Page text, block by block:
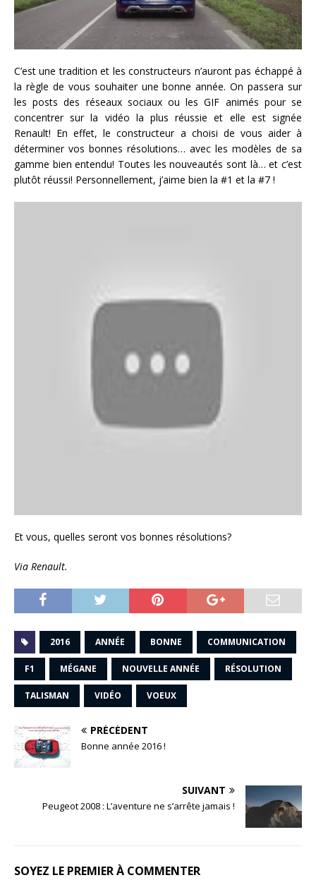
C’est une tradition et les constructeurs n’auront pas échappé à
la règle de vous souhaiter une bonne année. On passera sur
les posts des réseaux sociaux ou les GIF animés pour se
concentrer sur la vidéo la plus réussie et elle est signée
Renault! En effet, le constructeur a choisi de vous aider à
déterminer vos bonnes résolutions… avec les modèles de sa
gamme bien entendu! Toutes les nouveautés sont là… et c’est
plutôt réussi! Personnellement, j’aime bien la #1 et la #7 !
Et vous, quelles seront vos bonnes résolutions?
Via Renault.
2016 ANNÉE BONNE COMMUNICATION
F1 MÉGANE NOUVELLE ANNÉE RÉSOLUTION
TALISMAN VIDÉO VOEUX
PRÉCÉDENT
Bonne année 2016 !
SUIVANT
Peugeot 2008 : L’aventure ne s’arrête jamais !
SOYEZ LE PREMIER À COMMENTER